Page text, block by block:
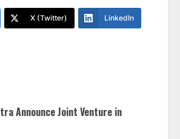
X (Twitter) LinkedIn
Announce Joint Venture in